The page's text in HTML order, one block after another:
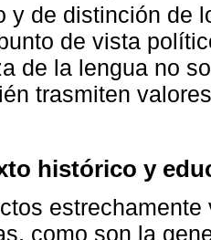
y de distinción de
de vista
de la lengua no
trasmiten
histórico y
como son la